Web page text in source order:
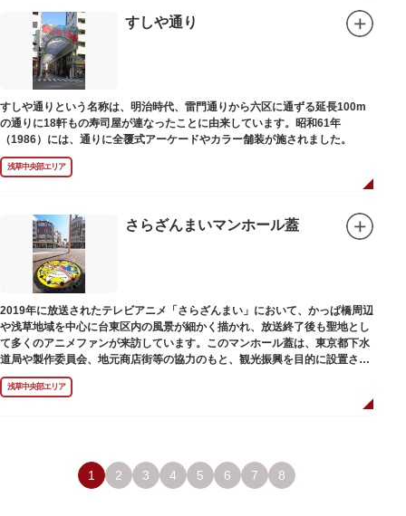
すしや通り
すしや通りという名称は、明治時代、雷門通りから六区に通ずる延長100m
の通りに18軒もの寿司屋が連なったことに由来しています。昭和61年
（1986）には、通りに全覆式アーケードやカラー舗装が施されました。
浅草中央部エリア
さらざんまいマンホール蓋
2019年に放送されたテレビアニメ「さらざんまい」において、かっぱ橋周辺
や浅草地域を中心に台東区内の風景が細かく描かれ、放送終了後も聖地とし
て多くのアニメファンが来訪しています。このマンホール蓋は、東京都下水
道局や製作委員会、地元商店街等の協力のもと、観光振興を目的に設置され
ました。
描かれているのは、主人公である矢逆一稀、久慈悠、陣内燕太の3人が、か
っぱ橋に封印されていた謎のカッパ型生命体“ケッピ”によって河童の姿に変
浅草中央部エリア
1 2 3 4 5 6 7 8